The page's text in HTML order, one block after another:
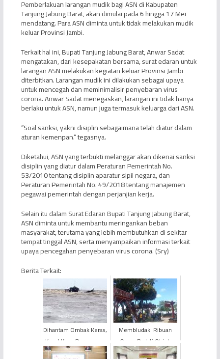
Pemberlakuan larangan mudik bagi ASN di Kabupaten
Tanjung Jabung Barat, akan dimulai pada 6 hingga 17 Mei
mendatang. Para ASN diminta untuk tidak melakukan mudik
keluar Provinsi Jambi.
Terkait hal ini, Bupati Tanjung Jabung Barat, Anwar Sadat
mengatakan, dari kesepakatan bersama, surat edaran untuk
larangan ASN melakukan kegiatan keluar Provinsi Jambi
diterbitkan. Larangan mudik ini dilakukan sebagai upaya
untuk mencegah dan meminimalisir penyebaran virus
corona. Anwar Sadat menegaskan, larangan ini tidak hanya
berlaku untuk ASN, namun juga termasuk keluarga dari ASN.
“Soal sanksi, yakni disiplin sebagaimana telah diatur dalam
aturan kemenpan.” tegasnya.
Diketahui, ASN yang terbukti melanggar akan dikenai sanksi
disiplin yang diatur dalam Peraturan Pemerintah No.
53/2010 tentang disiplin aparatur sipil negara, dan
Peraturan Pemerintah No. 49/2018 tentang manajemen
pegawai pemerintah dengan perjanjian kerja.
Selain itu dalam Surat Edaran Bupati Tanjung Jabung Barat,
ASN diminta untuk membantu meringankan beban
masyarakat, terutama yang lebih membutuhkan di sekitar
tempat tinggal ASN, serta menyampaikan informasi terkait
upaya pencegahan penyebaran virus corona. (Sry)
Berita Terkait:
Dihantam Ombak Keras,
Kapal Kayu Bermuatan
Kelapa Sawit Tenggelam
Membludak! Ribuan
Orang Padati Objek
Wisata di Kerinci